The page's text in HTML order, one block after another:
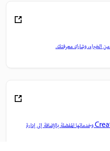
من الخبراء، وشارك معرفتك.
تمكّن من الوصول إلى تطبيقات Creative Cloud وخدماتها المفضلة بالإضافة إلى إدارة